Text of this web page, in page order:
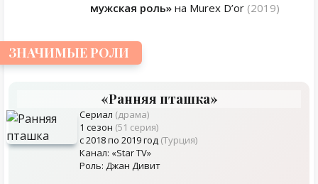
мужская роль» на Murex D’or (2019)
ЗНАЧИМЫЕ РОЛИ
«Ранняя пташка»
Сериал (драма)
1 сезон (51 серия)
с 2018 по 2019 год (Турция)
Канал: «Star TV»
Роль: Джан Дивит